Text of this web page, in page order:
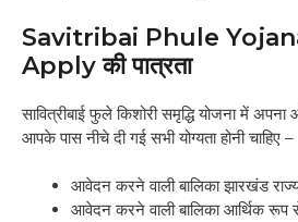
Savitribai Phule
Apply की पात्रता
सावित्रीबाई फुले किशोरी समृद्धि योजना में
आपके पास नीचे दी गई सभी योग्यता होनी चाहिए –
आवेदन करने वाली बालिका झारखंड राज्य
आवेदन करने वाली बालिका आर्थिक रूप